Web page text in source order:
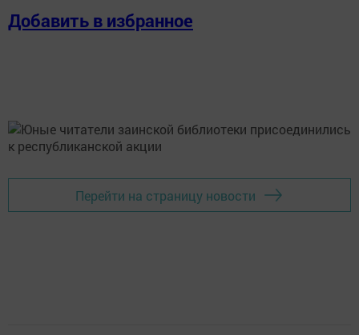
Добавить в избранное
Перейти на страницу новости